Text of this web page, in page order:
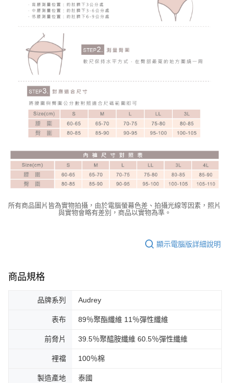
所有商品圖片皆為實物拍攝，由於電腦螢幕色差、拍攝光線等因素，照片
與實物會略有差別，商品以實物為準。
顯示電腦版詳細說明
商品規格
品牌系列 Audrey
表布 89％聚酯纖維 11％彈性纖維
前脅片 39.5％聚醯胺纖維 60.5％彈性纖維
裡襠 100％棉
製造產地 泰國